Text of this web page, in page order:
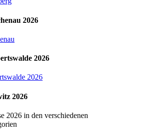
2026
2026
2026
2026
2026 in den verschiedenen